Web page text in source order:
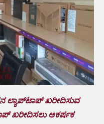
ಲ್ಯಾಪ್‌ಟಾಪ್ ಖರೀದಿಸುವ
ಖರೀದಿಸಲು ಆಕರ್ಷಕ